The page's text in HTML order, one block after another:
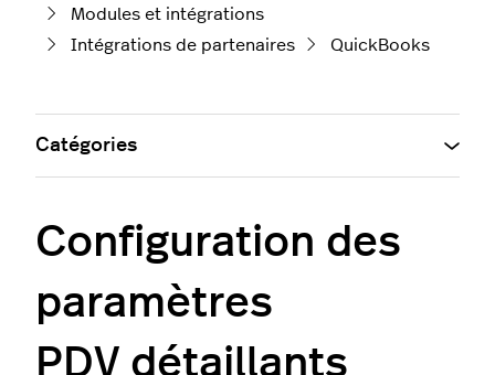
Modules et intégrations
Intégrations de partenaires
QuickBooks
Configuration des
paramètres
PDV détaillants
Catégories